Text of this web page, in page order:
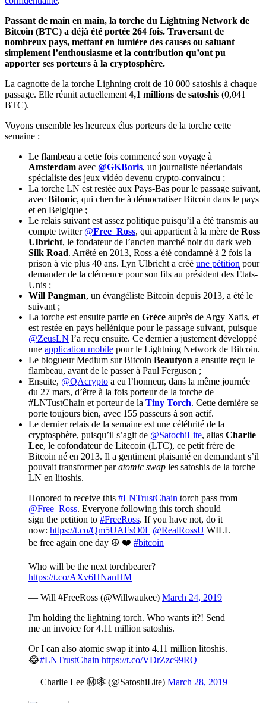
Passant de main en main, la torche du Lightning Network de
Bitcoin (BTC) a déjà été portée 264 fois. Traversant de
nombreux pays, mettant en lumière des causes ou saluant
simplement l’enthousiasme et la contribution qu’ont pu
apporter ses porteurs à la cryptosphère.
La cagnotte de la torche Lighning croit de 10 000 satoshis à chaque
passage. Elle réunit actuellement 4,1 millions de satoshis (0,041
BTC).
Voyons ensemble les heureux élus porteurs de la torche cette
semaine :
Le flambeau a cette fois commencé son voyage à
Amsterdam avec @GKBoris, un journaliste néerlandais
spécialiste des jeux vidéo devenu crypto-convaincu ;
La torche LN est restée aux Pays-Bas pour le passage suivant,
avec Bitonic, qui cherche à démocratiser Bitcoin dans le pays
et en Belgique ;
Le relais suivant est assez politique puisqu’il a été transmis au
compte twitter @Free_Ross, qui appartient à la mère de Ross
Ulbricht, le fondateur de l’ancien marché noir du dark web
Silk Road. Arrêté en 2013, Ross a été condamné à 2 fois la
prison à vie plus 40 ans. Lyn Ulbricht a créé une pétition pour
demander de la clémence pour son fils au président des États-
Unis ;
Will Pangman, un évangéliste Bitcoin depuis 2013, a été le
suivant ;
La torche est ensuite partie en Grèce auprès de Argy Xafis, et
est restée en pays hellénique pour le passage suivant, puisque
@ZeusLN l’a reçu ensuite. Ce dernier a justement développé
une application mobile pour le Lightning Network de Bitcoin.
Le blogueur Medium sur Bitcoin Beautyon a ensuite reçu le
flambeau, avant de le passer à Paul Ferguson ;
Ensuite, @QAcrypto a eu l’honneur, dans la même journée
du 27 mars, d’être à la fois porteur de la torche de
#LNTustChain et porteur de la Tiny Torch. Cette dernière se
porte toujours bien, avec 155 passeurs à son actif.
Le dernier relais de la semaine est une célébrité de la
cryptosphère, puisqu’il s’agit de @SatochiLite, alias Charlie
Lee, le cofondateur de Litecoin (LTC), ce petit frère de
Bitcoin né en 2013. Il a gentiment plaisanté en demandant s’il
pouvait transformer paratomic swap les satoshis de la torche
LN en litoshis.
Honored to receive this #LNTrustChain torch pass from
@Free_Ross. Everyone following this torch should
sign the petition to #FreeRoss. If you have not, do it
now: https://t.co/Qm5UAFsO0L @RealRossU WILL
be free again one day ☮️ ❤️ #bitcoin
Who will be the next torchbearer?
https://t.co/AXv6HNanHM
— Will #FreeRoss (@Willwaukee) March 24, 2019
I'm holding the lightning torch. Who wants it?! Send
me an invoice for 4.11 million satoshis.
Or I can also atomic swap it into 4.11 million litoshis.
😂#LNTrustChain https://t.co/VDrZzc99RQ
— Charlie Lee Ⓜ️🕸️ (@SatoshiLite) March 28, 2019